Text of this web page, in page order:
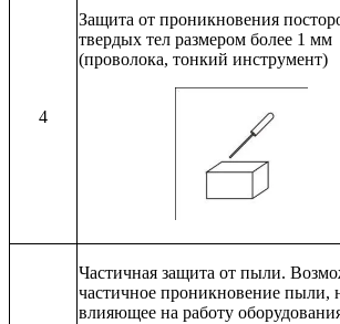
4
Защита от проникновения
твердых тел размером более 1 мм
(проволока, тонкий инструмент)
Частичная защита от пыли.
частичное проникновение пыли,
влияющее на работу